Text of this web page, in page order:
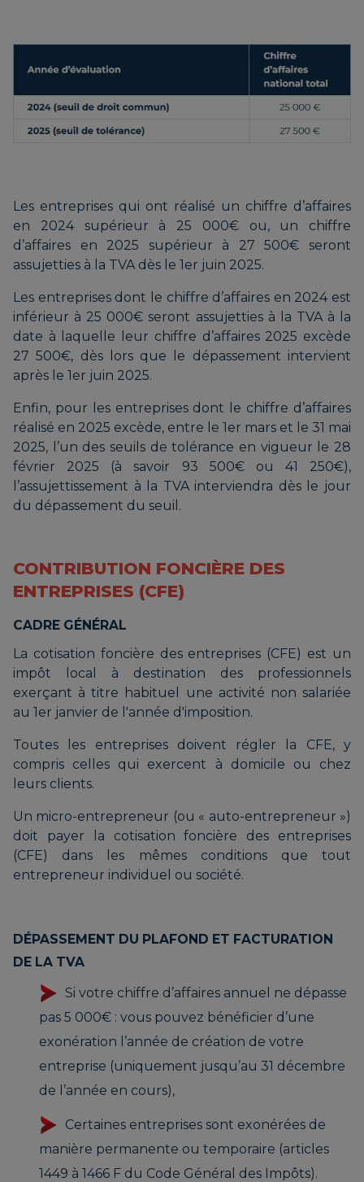
Les entreprises qui ont réalisé un chiffre d’affaires
en 2024 supérieur à 25 000€ ou, un chiffre
d’affaires en 2025 supérieur à 27 500€ seront
assujetties à la TVA dès le 1er juin 2025.
Les entreprises dont le chiffre d’affaires en 2024 est
inférieur à 25 000€ seront assujetties à la TVA à la
date à laquelle leur chiffre d’affaires 2025 excède
27 500€, dès lors que le dépassement intervient
après le 1er juin 2025.
Enfin, pour les entreprises dont le chiffre d’affaires
réalisé en 2025 excède, entre le 1er mars et le 31 mai
2025, l’un des seuils de tolérance en vigueur le 28
février 2025 (à savoir 93 500€ ou 41 250€),
l’assujettissement à la TVA interviendra dès le jour
du dépassement du seuil.
CONTRIBUTION FONCIÈRE DES
ENTREPRISES (CFE)
CADRE GÉNÉRAL
La cotisation foncière des entreprises (CFE) est un
impôt local à destination des professionnels
exerçant à titre habituel une activité non salariée
au 1er janvier de l'année d'imposition.
Toutes les entreprises doivent régler la CFE, y
compris celles qui exercent à domicile ou chez
leurs clients.
Un micro-entrepreneur (ou « auto-entrepreneur »)
doit payer la cotisation foncière des entreprises
(CFE) dans les mêmes conditions que tout
entrepreneur individuel ou société.
DÉPASSEMENT DU PLAFOND ET FACTURATION
DE LA TVA
Si votre chiffre d’affaires annuel ne dépasse
pas 5 000€ : vous pouvez bénéficier d’une
exonération l’année de création de votre
entreprise (uniquement jusqu’au 31 décembre
de l’année en cours),
Certaines entreprises sont exonérées de
manière permanente ou temporaire (articles
1449 à 1466 F du Code Général des Impôts).